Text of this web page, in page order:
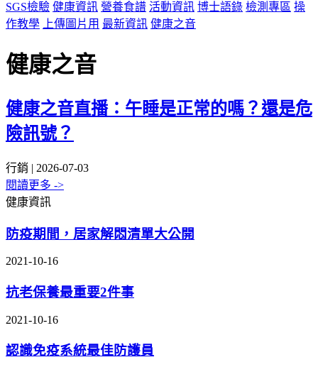
SGS檢驗 健康資訊 營養食譜 活動資訊 博士語錄 檢測專區 操
作教學
上傳圖片用 最新資訊 健康之音
健康之音
健康之音直播：午睡是正常的嗎？還是危
險訊號？
行銷 | 2026-07-03
閱讀更多 ->
健康資訊
防疫期間，居家解悶清單大公開
2021-10-16
抗老保養最重要2件事
2021-10-16
認識免疫系統最佳防護員